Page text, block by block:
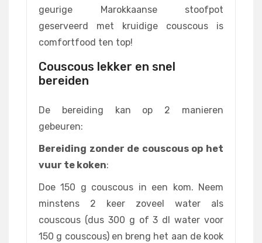
geurige Marokkaanse stoofpot
geserveerd met kruidige couscous is
comfortfood ten top!
Couscous lekker en snel
bereiden
De bereiding kan op 2 manieren
gebeuren:
Bereiding zonder de couscous op het
vuur te koken:
Doe 150 g couscous in een kom. Neem
minstens 2 keer zoveel water als
couscous (dus 300 g of 3 dl water voor
150 g couscous) en breng het aan de kook